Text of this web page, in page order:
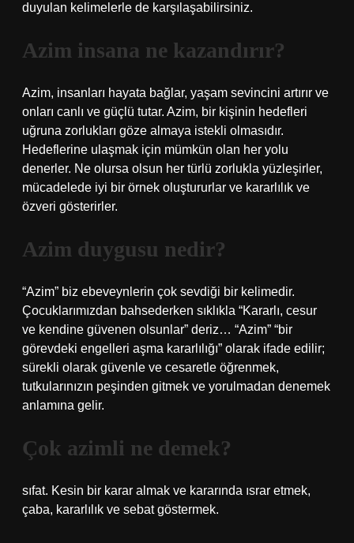
duyulan kelimelerle de karşılaşabilirsiniz.
Azim insana ne kazandırır?
Azim, insanları hayata bağlar, yaşam sevincini artırır ve
onları canlı ve güçlü tutar. Azim, bir kişinin hedefleri
uğruna zorlukları göze almaya istekli olmasıdır.
Hedeflerine ulaşmak için mümkün olan her yolu
denerler. Ne olursa olsun her türlü zorlukla yüzleşirler,
mücadelede iyi bir örnek oluştururlar ve kararlılık ve
özveri gösterirler.
Azim duygusu nedir?
“Azim” biz ebeveynlerin çok sevdiği bir kelimedir.
Çocuklarımızdan bahsederken sıklıkla “Kararlı, cesur
ve kendine güvenen olsunlar” deriz… “Azim” “bir
görevdeki engelleri aşma kararlılığı” olarak ifade edilir;
sürekli olarak güvenle ve cesaretle öğrenmek,
tutkularınızın peşinden gitmek ve yorulmadan denemek
anlamına gelir.
Çok azimli ne demek?
sıfat. Kesin bir karar almak ve kararında ısrar etmek,
çaba, kararlılık ve sebat göstermek.